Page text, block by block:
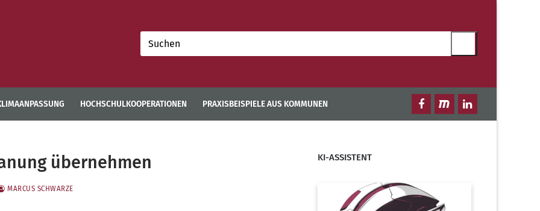
Suchen
nach:
HOCHSCHULKOOPERATIONEN PRAXISBEISPIELE AUS KOMMUNEN
übernehmen
MARCUS SCHWARZE
KI-ASSISTENT